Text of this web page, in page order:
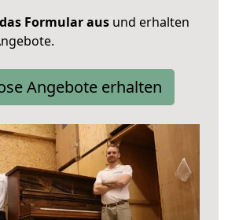
Formular aus und erhalten
Angebote erhalten